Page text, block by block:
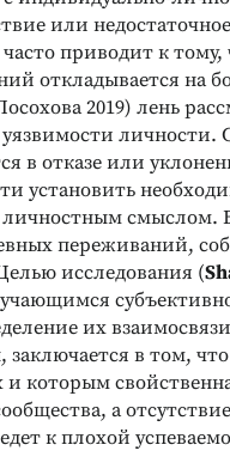
или
приводит к тому,
откладывается на
2019) лень
личности.
в отказе или
установить
смыслом.
переживаний,
исследования (
их
в том,
и которым
а
к плохой
РАЗВИТИЕ ТВОРЧЕСКИХ
Курс развития
мышления для
лет
Программа